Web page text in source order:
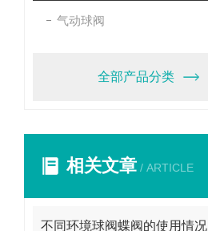
气动球阀
全部产品分类
相关文章 / ARTICLE
不同环境球阀蝶阀的使用情况